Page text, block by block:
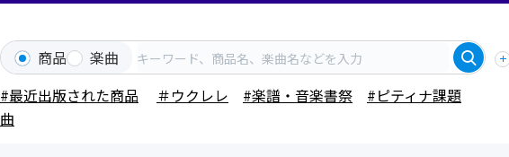
商品
楽曲
#最近出版された商品
＃ウクレレ #楽譜・音楽書祭
#ピティナ課題
曲